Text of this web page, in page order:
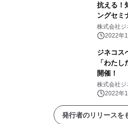
抗える！
ングセミ
株式会社ジ
2022年
ジネコス
「わた
開催！
株式会社ジ
2022年
発行者のリリースを